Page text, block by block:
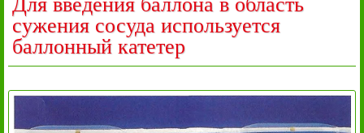
сужения сосуда используется
баллонный катетер